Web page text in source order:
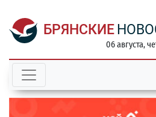
БРЯНСКИЕ
06 августа,